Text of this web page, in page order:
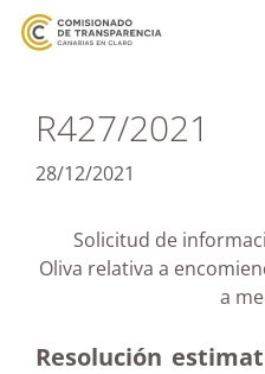
R427/2021
28/12/2021
Solicitud de
Oliva relativa a
a
Resolución